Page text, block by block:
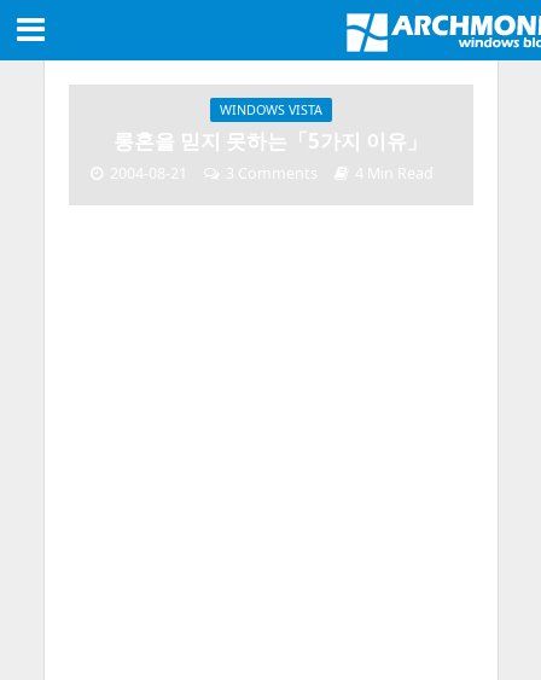
WINDOWS VISTA
롱혼을 믿지 못하는「5가지 이유」
2004-08-21 3 Comments 4 Min Read